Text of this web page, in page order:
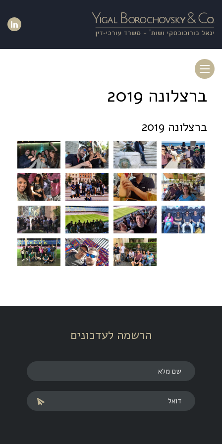
Toggle
navigation
ברצלונה 2019
ברצלונה 2019
הרשמה לעדכונים